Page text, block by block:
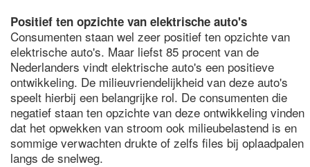
Positief ten opzichte van elektrische auto's
Consumenten staan wel zeer positief ten opzichte van
elektrische auto's. Maar liefst 85 procent van de
Nederlanders vindt elektrische auto's een positieve
ontwikkeling. De milieuvriendelijkheid van deze auto's
speelt hierbij een belangrijke rol. De consumenten die
negatief staan ten opzichte van deze ontwikkeling vinden
dat het opwekken van stroom ook milieubelastend is en
sommige verwachten drukte of zelfs files bij oplaadpalen
langs de snelweg.